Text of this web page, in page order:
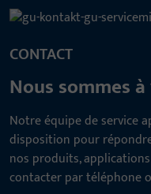
CONTACT
Nous sommes
Notre équipe de service
disposition pour
nos produits,
contacter par téléphone